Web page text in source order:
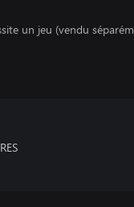
un jeu (vendu